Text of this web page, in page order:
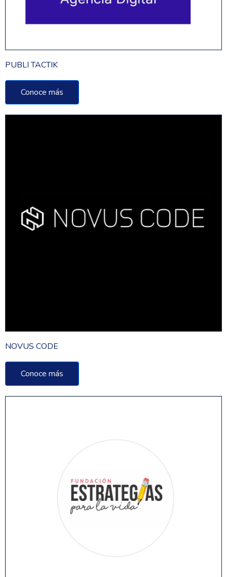
PUBLI TACTIK
Conoce más
NOVUS CODE
Conoce más